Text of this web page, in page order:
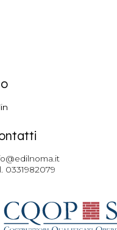
0331982079